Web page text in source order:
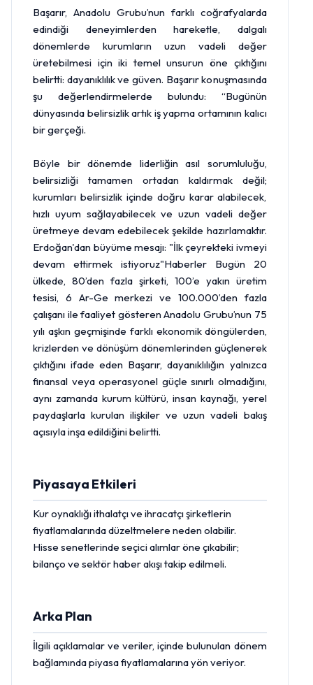
Başarır, Anadolu Grubu’nun farklı coğrafyalarda
edindiği deneyimlerden hareketle, dalgalı
dönemlerde kurumların uzun vadeli değer
üretebilmesi için iki temel unsurun öne çıktığını
belirtti: dayanıklılık ve güven. Başarır konuşmasında
şu değerlendirmelerde bulundu: “Bugünün
dünyasında belirsizlik artık iş yapma ortamının kalıcı
bir gerçeği.
Böyle bir dönemde liderliğin asıl sorumluluğu,
belirsizliği tamamen ortadan kaldırmak değil;
kurumları belirsizlik içinde doğru karar alabilecek,
hızlı uyum sağlayabilecek ve uzun vadeli değer
üretmeye devam edebilecek şekilde hazırlamaktır.
Erdoğan'dan büyüme mesajı: "İlk çeyrekteki ivmeyi
devam ettirmek istiyoruz"Haberler Bugün 20
ülkede, 80’den fazla şirketi, 100’e yakın üretim
tesisi, 6 Ar-Ge merkezi ve 100.000’den fazla
çalışanı ile faaliyet gösteren Anadolu Grubu’nun 75
yılı aşkın geçmişinde farklı ekonomik döngülerden,
krizlerden ve dönüşüm dönemlerinden güçlenerek
çıktığını ifade eden Başarır, dayanıklılığın yalnızca
finansal veya operasyonel güçle sınırlı olmadığını,
aynı zamanda kurum kültürü, insan kaynağı, yerel
paydaşlarla kurulan ilişkiler ve uzun vadeli bakış
açısıyla inşa edildiğini belirtti.
Piyasaya Etkileri
Kur oynaklığı ithalatçı ve ihracatçı şirketlerin
fiyatlamalarında düzeltmelere neden olabilir.
Hisse senetlerinde seçici alımlar öne çıkabilir;
bilanço ve sektör haber akışı takip edilmeli.
Arka Plan
İlgili açıklamalar ve veriler, içinde bulunulan dönem
bağlamında piyasa fiyatlamalarına yön veriyor.